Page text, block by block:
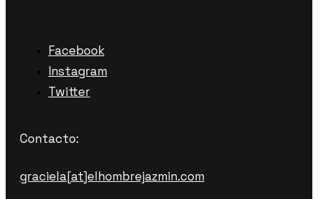
Facebook
Instagram
Twitter
Contacto:
graciela[at]elhombrejazmin.com